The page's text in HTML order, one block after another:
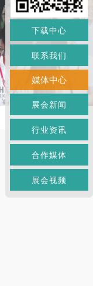
下载中心
联系我们
媒体中心
展会新闻
行业资讯
合作媒体
展会视频